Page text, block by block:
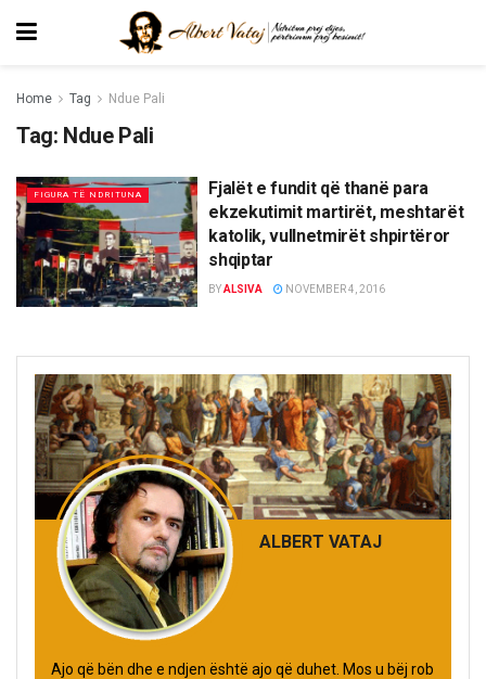
Home Tag Ndue Pali
Tag: Ndue Pali
FIGURA TË NDRITUNA
Fjalët e fundit që thanë para
ekzekutimit martirët, meshtarët
katolik, vullnetmirët shpirtëror
shqiptar
BYALSIVA NOVEMBER 4, 2016
ALBERT VATAJ
Ajo që bën dhe e ndjen është ajo që duhet. Mos u bëj rob